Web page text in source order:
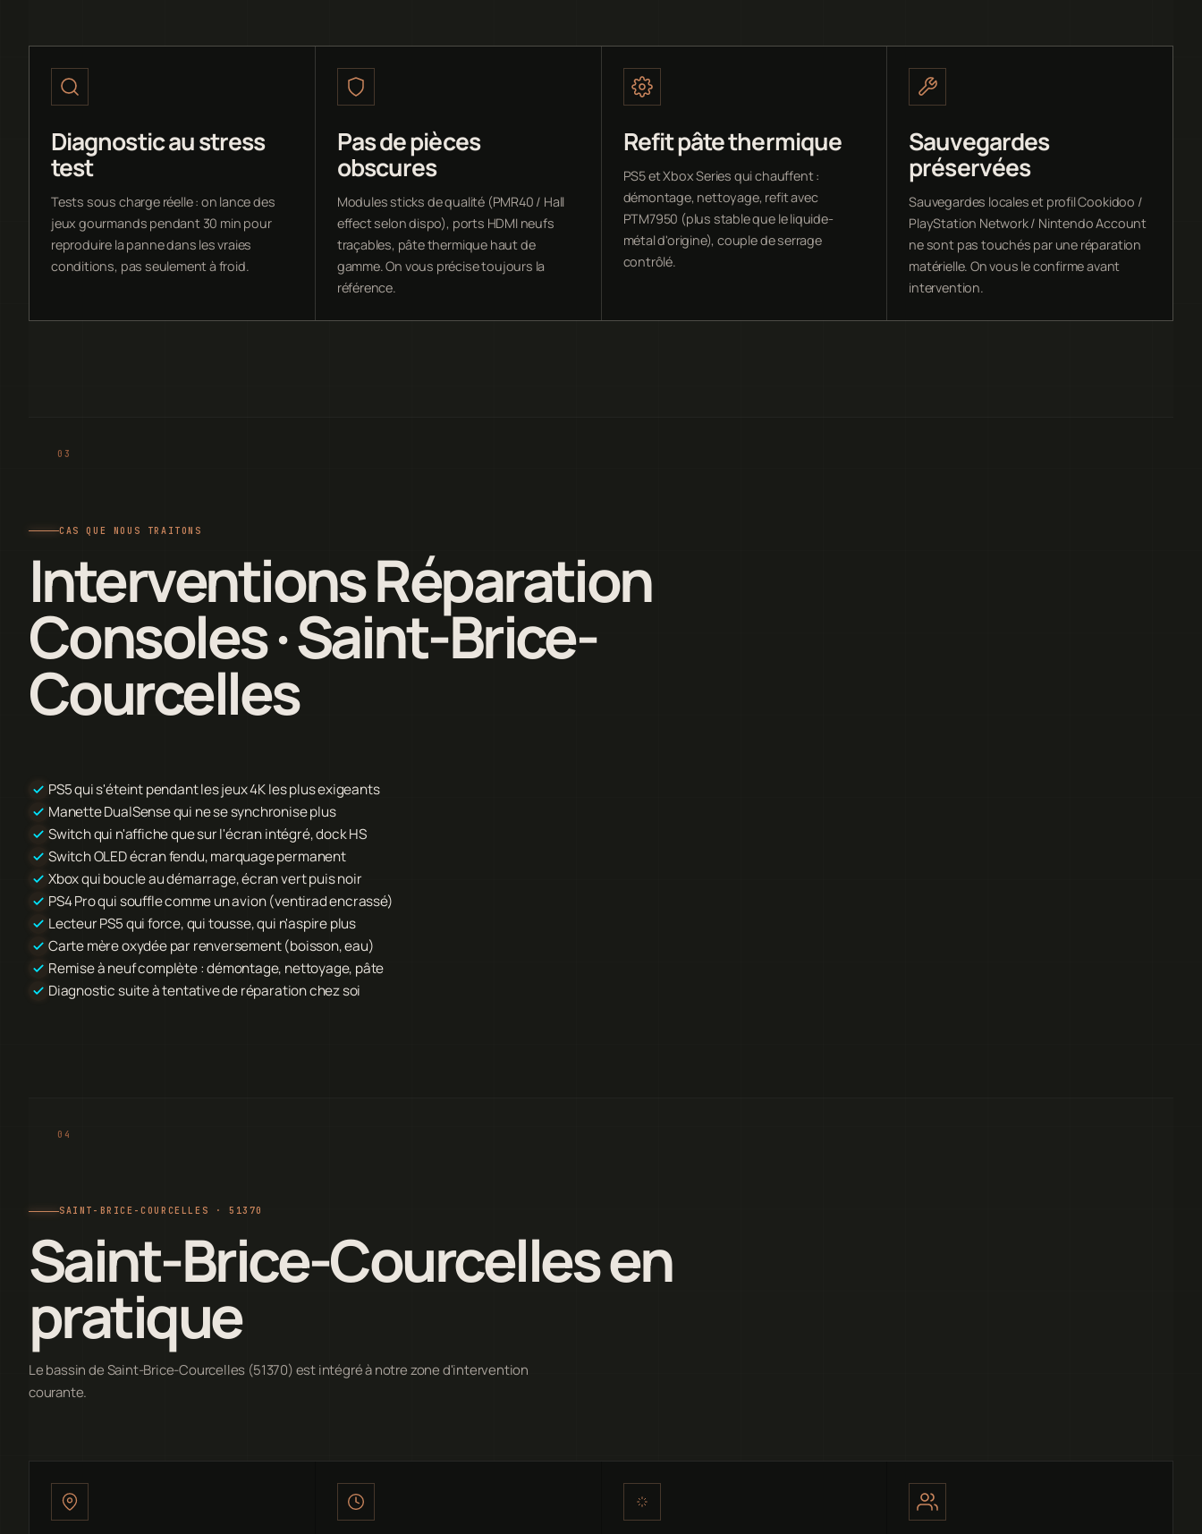
Diagnostic au stress
test
Tests sous charge réelle : on lance des
jeux gourmands pendant 30 min pour
reproduire la panne dans les vraies
conditions, pas seulement à froid.
Pas de pièces
obscures
Modules sticks de qualité (PMR40 / Hall
effect selon dispo), ports HDMI neufs
traçables, pâte thermique haut de
gamme. On vous précise toujours la
référence.
Refit pâte thermique
PS5 et Xbox Series qui chauffent :
démontage, nettoyage, refit avec
PTM7950 (plus stable que le liquide-
métal d'origine), couple de serrage
contrôlé.
Sauvegardes
préservées
Sauvegardes locales et profil Cookidoo /
PlayStation Network / Nintendo Account
ne sont pas touchés par une réparation
matérielle. On vous le confirme avant
intervention.
CAS QUE NOUS TRAITONS
Interventions Réparation
Consoles · Saint-Brice-
Courcelles
PS5 qui s'éteint pendant les jeux 4K les plus exigeants
Manette DualSense qui ne se synchronise plus
Switch qui n'affiche que sur l'écran intégré, dock HS
Switch OLED écran fendu, marquage permanent
Xbox qui boucle au démarrage, écran vert puis noir
PS4 Pro qui souffle comme un avion (ventirad encrassé)
Lecteur PS5 qui force, qui tousse, qui n'aspire plus
Carte mère oxydée par renversement (boisson, eau)
Remise à neuf complète : démontage, nettoyage, pâte
Diagnostic suite à tentative de réparation chez soi
SAINT-BRICE-COURCELLES · 51370
Saint-Brice-Courcelles en
pratique
Le bassin de Saint-Brice-Courcelles (51370) est intégré à notre zone d'intervention
courante.